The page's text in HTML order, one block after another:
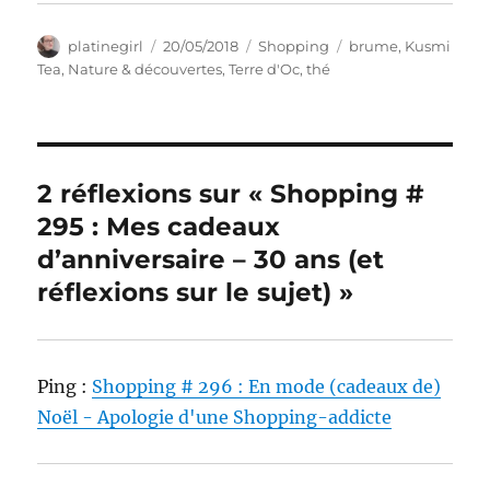
Auteur
platinegirl
Publié
le
20/05/2018 Catégories
Shopping Étiquettes
brume, Kusmi
Tea, Nature & découvertes,Terre d'Oc,thé
2 réflexions sur « Shopping #
295 : Mes cadeaux
d’anniversaire – 30 ans (et
réflexions sur le sujet) »
Ping : Shopping # 296 : En mode (cadeaux de)
Noël - Apologie d'une Shopping-addicte